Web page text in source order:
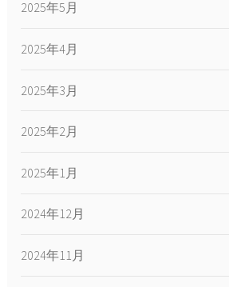
2025年5月
2025年4月
2025年3月
2025年2月
2025年1月
2024年12月
2024年11月